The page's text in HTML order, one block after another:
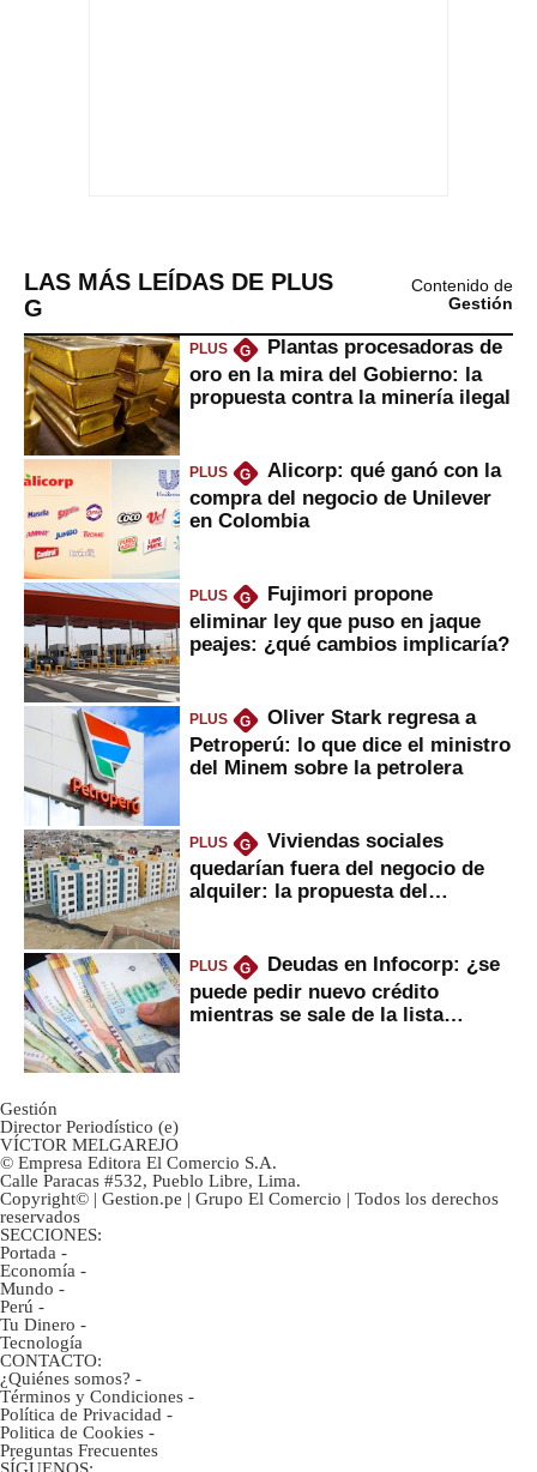
LAS MÁS LEÍDAS DE PLUS
G
Contenido de
Gestión
PLUS G
Plantas procesadoras de
oro en la mira del Gobierno: la
propuesta contra la minería ilegal
PLUS G
Alicorp: qué ganó con la
compra del negocio de Unilever
en Colombia
PLUS G
Fujimori propone
eliminar ley que puso en jaque
peajes: ¿qué cambios implicaría?
PLUS G
Oliver Stark regresa a
Petroperú: lo que dice el ministro
del Minem sobre la petrolera
PLUS G
Viviendas sociales
quedarían fuera del negocio de
alquiler: la propuesta del
PLUS G
Deudas en Infocorp: ¿se
puede pedir nuevo crédito
mientras se sale de la lista
Gestión
Director Periodístico (e)
VÍCTOR MELGAREJO
© Empresa Editora El Comercio S.A.
Calle Paracas #532, Pueblo Libre, Lima.
Copyright© | Gestion.pe | Grupo El Comercio | Todos los derechos
reservados
SECCIONES:
Portada -
Economía -
Mundo -
Perú -
Tu Dinero -
Tecnología
CONTACTO:
¿Quiénes somos? -
Términos y Condiciones -
Política de Privacidad -
Politica de Cookies -
Preguntas Frecuentes
SÍGUENOS: